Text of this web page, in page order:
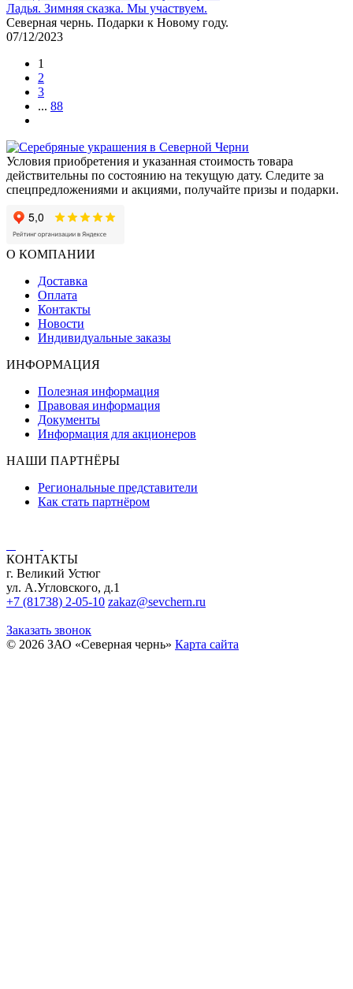
Ладья. Зимняя сказка. Мы участвуем.
Северная чернь. Подарки к Новому году.
07/12/2023
1
2
3
... 88
Условия приобретения и указанная стоимость товара
действительны по состоянию на текущую дату. Следите за
спецпредложениями и акциями, получайте призы и подарки.
О КОМПАНИИ
Доставка
Оплата
Контакты
Новости
Индивидуальные заказы
ИНФОРМАЦИЯ
Полезная информация
Правовая информация
Документы
Информация для акционеров
НАШИ ПАРТНЁРЫ
Региональные представители
Как стать партнёром
КОНТАКТЫ
г. Великий Устюг
ул. А.Угловского, д.1
+7 (81738) 2-05-10 zakaz@sevchern.ru
Заказать звонок
© 2026 ЗАО «Северная чернь» Карта сайта